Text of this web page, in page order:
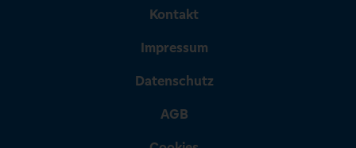
Kontakt
Impressum
Datenschutz
AGB